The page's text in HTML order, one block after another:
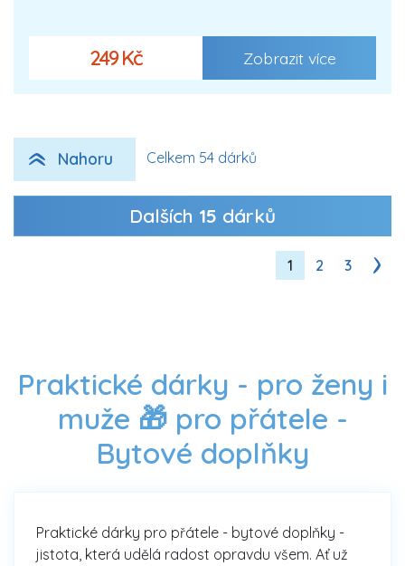
249 Kč Zobrazit více
Nahoru Celkem 54 dárků
Dalších 15 dárků
1 2 3
Praktické dárky - pro ženy i
muže 🎁 pro přátele -
Bytové doplňky
Praktické dárky pro přátele - bytové doplňky -
jistota, která udělá radost opravdu všem. Ať už